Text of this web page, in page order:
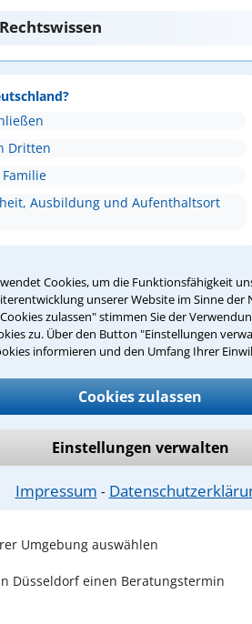
Cookies, um die Funktionsfähigkeit
unserer Website im Sinne der
zulassen" stimmen Sie der
zu. Über den Button "Einstellungen
informieren und den Umfang Ihrer
Cookies zulassen
Einstellungen verwalten
Impressum ⁃
Dritten
Ausbildung und Aufenthaltsort
einem Anwalt für
bei unseren Anwälten aus Düsseldorf
Anwalt für
Umgebung auswählen
Düsseldorf einen Beratungstermin